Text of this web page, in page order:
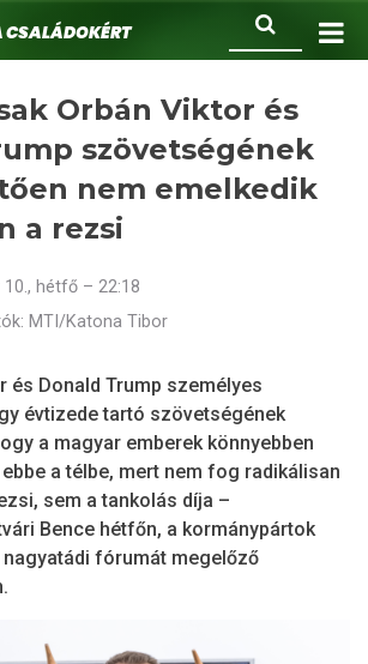
Orbán Viktor és
szövetségének
nem emelkedik
a rezsi
hétfő – 22:18
MTI/Katona Tibor
és Donald Trump személyes
évtizede tartó szövetségének
a magyar emberek könnyebben
a télbe, mert nem fog radikálisan
sem a tankolás díja –
Bence hétfőn, a kormánypártok
fórumát megelőző